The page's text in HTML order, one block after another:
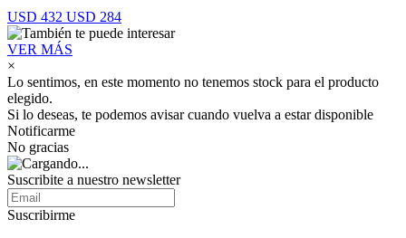
USD 432 USD 284
VER MÁS
×
Lo sentimos, en este momento no tenemos stock para el producto
elegido.
Si lo deseas, te podemos avisar cuando vuelva a estar disponible
Notificarme
No gracias
Suscribite a nuestro newsletter
Suscribirme